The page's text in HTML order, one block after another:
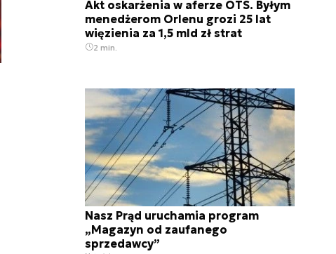
Akt oskarżenia w aferze OTS. Byłym
menedżerom Orlenu grozi 25 lat
więzienia za 1,5 mld zł strat
2 min.
Nasz Prąd uruchamia program
„Magazyn od zaufanego
sprzedawcy”